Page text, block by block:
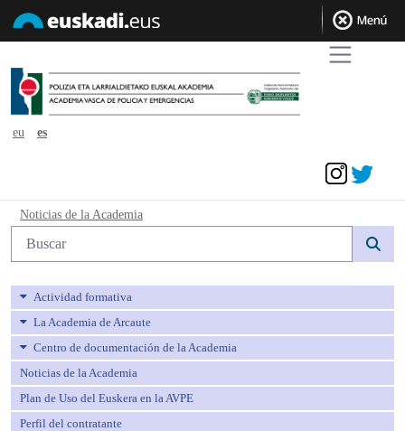
eu
es
Noticias de la Academia - avpe
Noticias de la Academia
Búsqueda web
Actividad formativa
La Academia de Arcaute
Centro de documentación de la Academia
Noticias de la Academia
Plan de Uso del Euskera en la AVPE
Perfil del contratante